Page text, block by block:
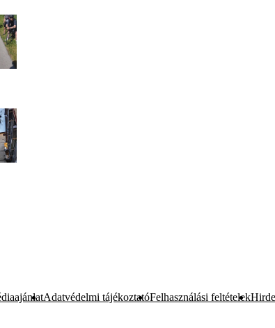
Adatvédelmi tájékoztatóFelhasználási feltételek